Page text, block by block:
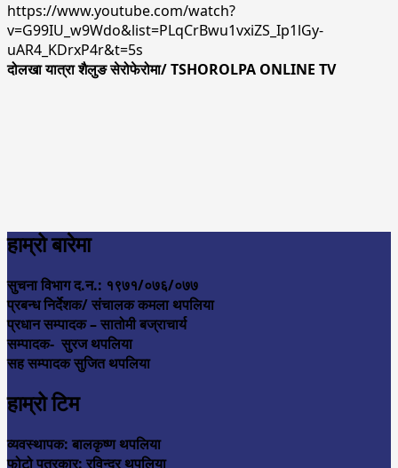
https://www.youtube.com/watch?
v=G99IU_w9Wdo&list=PLqCrBwu1vxiZS_Ip1lGy-
uAR4_KDrxP4r&t=5s
दोलखा यात्रा शैलुङ सेरोफेरोमा/ TSHOROLPA ONLINE TV
हाम्रो बारेमा
सुचना विभाग द.न.: १९७१/०७६/०७७
प्रबन्ध निर्देशक/ संचालक कमला थपलिया
प्रधान सम्पादक – सातोमी बज्राचार्य
सम्पादक- सुरज थपलिया
सह सम्पादक सुजित थपलिया
हाम्रो टिम
व्यवस्थापक: बालकृष्ण थपलिया
फोटो पत्रकार: रविन्द्र थपलिया